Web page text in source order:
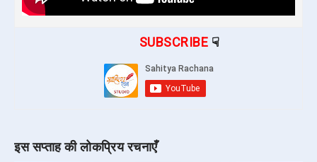
SUBSCRIBE☟
इस सप्ताह की लोकप्रिय रचनाएँ